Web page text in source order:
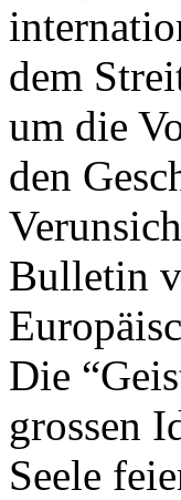
dem
um die
den
Bulletin
Die
grossen
Seele